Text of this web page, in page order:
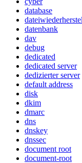
database
datenbank
dav
debug
dedicated
dedicated server
dedizierter server
default address
disk
dkim
dmarc
dns
dnskey
dnssec
document root
document-root